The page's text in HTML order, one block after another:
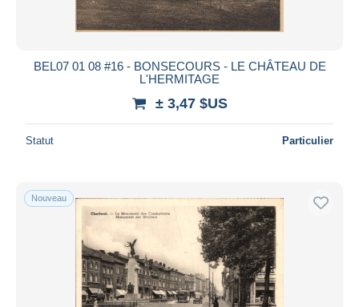
BEL07 01 08 #16 - BONSECOURS - LE CHÂTEAU DE
L'HERMITAGE
± 3,47 $US
Statut Particulier
Nouveau